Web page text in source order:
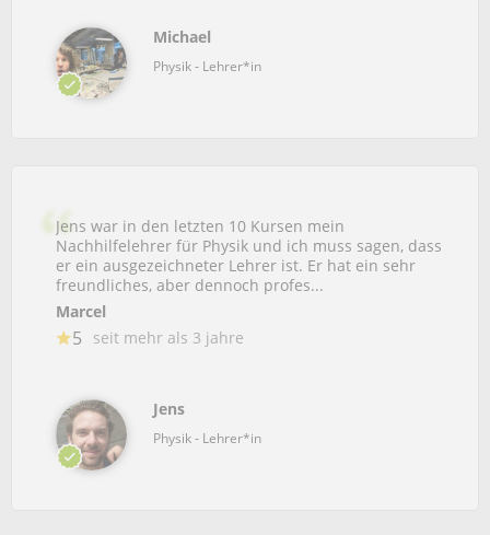
Michael
Physik - Lehrer*in
Jens war in den letzten 10 Kursen mein
Nachhilfelehrer für Physik und ich muss sagen, dass
er ein ausgezeichneter Lehrer ist. Er hat ein sehr
freundliches, aber dennoch profes...
Marcel
5 seit mehr als 3 jahre
Jens
Physik - Lehrer*in